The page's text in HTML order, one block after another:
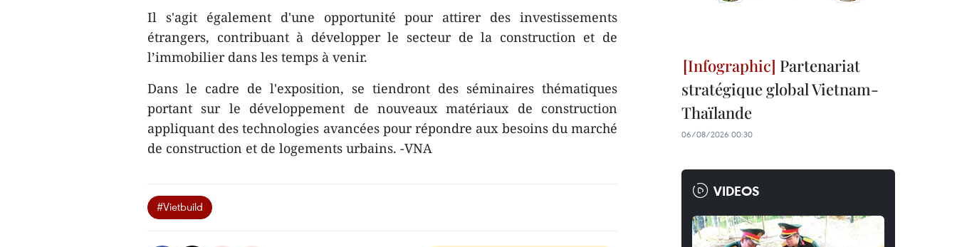
Il s'agit également d'une opportunité pour attirer des investissements
étrangers, contribuant à développer le secteur de la construction et de
l’immobilier dans les temps à venir.
Dans le cadre de l'exposition, se tiendront des séminaires thématiques
portant sur le développement de nouveaux matériaux de construction
appliquant des technologies avancées pour répondre aux besoins du marché
de construction et de logements urbains. -VNA
#Vietbuild
Partenariat
stratégique global Vietnam-
Thaïlande
06/08/2026 00:30
VIDEOS